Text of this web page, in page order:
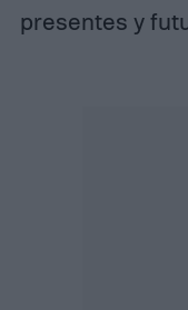
presentes y